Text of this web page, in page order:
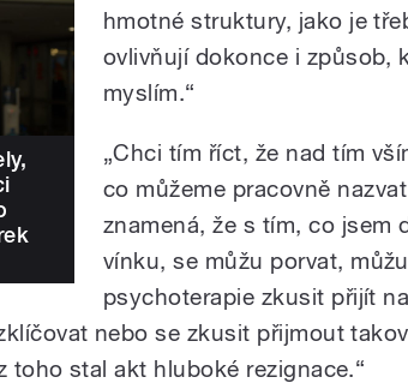
hmotné struktury, jako je
ovlivňují dokonce i způsob,
myslím.“
„Chci tím říct, že nad tím
co můžeme pracovně
znamená, že s tím, co jsem
vínku, se můžu porvat,
psychoterapie zkusit přijít
nebo se zkusit přijmout
toho stal akt hluboké rezignace.“